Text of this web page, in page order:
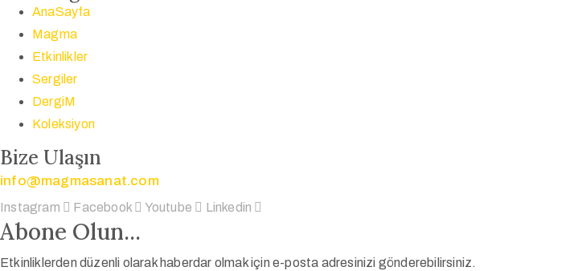
AnaSayfa
Magma
Etkinlikler
Sergiler
DergiM
Koleksiyon
Bize Ulaşın
info@magmasanat.com
Instagram Facebook Youtube Linkedin
Abone Olun...
Etkinliklerden düzenli olarak haberdar olmak için e-posta adresinizi gönderebilirsiniz.